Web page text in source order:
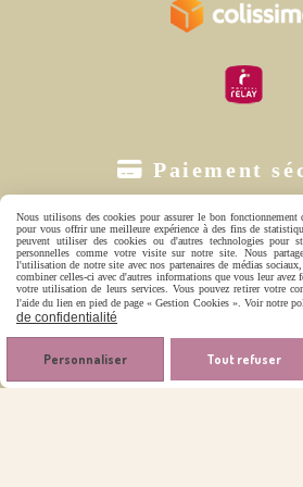
 Paiement
Nous utilisons des cookies pour assurer le bon
pour vous offrir une meilleure expérience à des fins de
peuvent utiliser des cookies ou d'autres technologies pour
personnelles comme votre visite sur notre site. Nous
l'utilisation de notre site avec nos partenaires de médias
combiner celles-ci avec d'autres informations que vous leur
votre utilisation de leurs services. Vous pouvez retirer votre
l'aide du lien en pied de page « Gestion Cookies ». Voir notre
de confidentialité
Personnaliser Tout refuser